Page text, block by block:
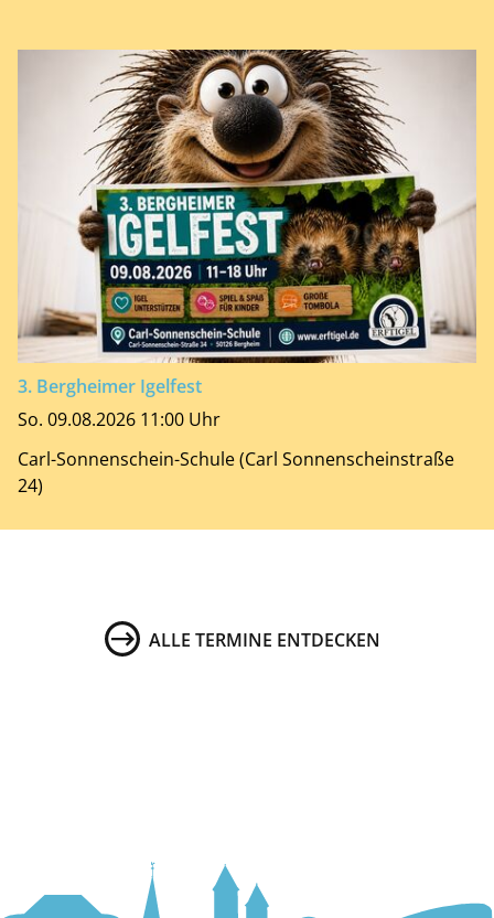
3. Bergheimer Igelfest
So. 09.08.2026 11:00 Uhr
Carl-Sonnenschein-Schule (Carl Sonnenscheinstraße
24)
ALLE TERMINE ENTDECKEN